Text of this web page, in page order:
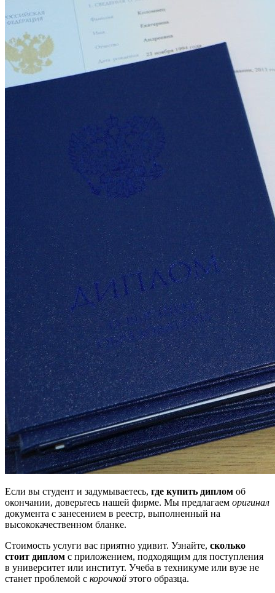
Если вы студент и задумываетесь, где купить диплом об
окончании, доверьтесь нашей фирме. Мы предлагаем оригинал
документа с занесением в реестр, выполненный на
высококачественном бланке.
Стоимость услуги вас приятно удивит. Узнайте, сколько
стоит диплом с приложением, подходящим для поступления
в университет или институт. Учеба в техникуме или вузе не
станет проблемой с корочкой этого образца.